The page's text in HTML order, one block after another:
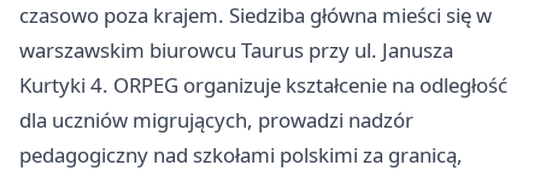
czasowo poza krajem. Siedziba główna mieści się w
warszawskim biurowcu Taurus przy ul. Janusza
Kurtyki 4. ORPEG organizuje kształcenie na odległość
dla uczniów migrujących, prowadzi nadzór
pedagogiczny nad szkołami polskimi za granicą,